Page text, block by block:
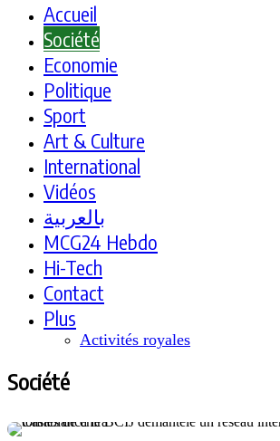
Accueil
Société
Economie
Politique
Sport
Art & Culture
International
Vidéos
بالعربية
MCG24 Hebdo
Hi-Tech
Contact
Plus
Activités royales
Société